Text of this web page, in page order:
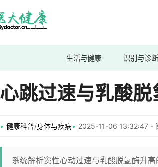
生活与健康 识别与诊断
心跳过速与乳酸
健康科普/身体与疾病 2025-11-06 13:32:47 -
系统解析窦性心动过速与乳酸脱氢酶升